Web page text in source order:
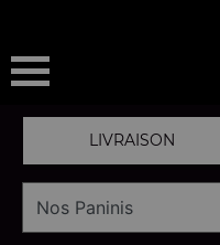
LIVRAISON